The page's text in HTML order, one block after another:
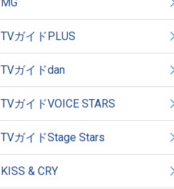
TVガイドPLUS
TVガイドdan
TVガイドVOICE STARS
TVガイドStage Stars
KISS & CRY